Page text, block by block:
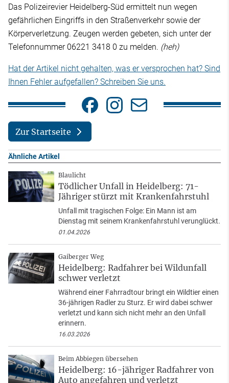
Das Polizeirevier Heidelberg-Süd ermittelt nun wegen
gefährlichen Eingriffs in den Straßenverkehr sowie der
Körperverletzung. Zeugen werden gebeten, sich unter der
Telefonnummer 06221 3418 0 zu melden. (heh)
Hat der Artikel nicht gehalten, was er versprochen hat? Sind
Ihnen Fehler aufgefallen? Schreiben Sie uns.
Zur Startseite
Ähnliche Artikel
Blaulicht
Tödlicher Unfall in Heidelberg: 71-
Jähriger stürzt mit Krankenfahrstuhl
Unfall mit tragischen Folge: Ein Mann ist am
Dienstag mit seinem Krankenfahrstuhl verunglückt.
01.04.2026
Gaiberger Weg
Heidelberg: Radfahrer bei Wildunfall
schwer verletzt
Während einer Fahrradtour bringt ein Wildtier einen
36-jährigen Radler zu Sturz. Er wird dabei schwer
verletzt und kann sich nicht mehr an den Unfall
erinnern.
16.03.2026
Beim Abbiegen übersehen
Heidelberg: 16-jähriger Radfahrer von
Auto angefahren und verletzt